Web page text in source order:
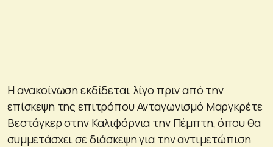
Η ανακοίνωση εκδίδεται λίγο πριν από την
επίσκεψη της επιτρόπου Ανταγωνισμό Μαργκρέτε
Βεστάγκερ στην Καλιφόρνια την Πέμπτη, όπου θα
συμμετάσχει σε διάσκεψη για την αντιμετώπιση